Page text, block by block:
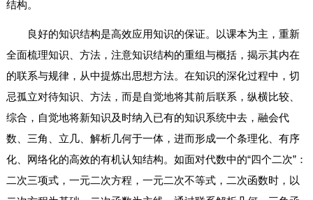
结构。
良好的知识结构是高效应用知识的保证。以课本为主，重新
全面梳理知识、方法，注意知识结构的重组与概括，揭示其内在
的联系与规律，从中提炼出思想方法。在知识的深化过程中，切
忌孤立对待知识、方法，而是自觉地将其前后联系，纵横比较、
综合，自觉地将新知识及时纳入已有的知识系统中去，融会代
数、三角、立几、解析几何于一体，进而形成一个条理化、有序
化、网络化的高效的有机认知结构。如面对代数中的“四个二次”：
二次三项式，一元二次方程，一元二次不等式，二次函数时，以